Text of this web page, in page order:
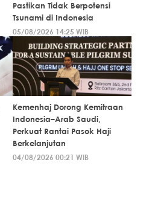
Pastikan Tidak Berpotensi
Tsunami di Indonesia
05/08/2026 14:25 WIB
Kemenhaj Dorong Kemitraan
Indonesia–Arab Saudi,
Perkuat Rantai Pasok Haji
Berkelanjutan
04/08/2026 00:21 WIB